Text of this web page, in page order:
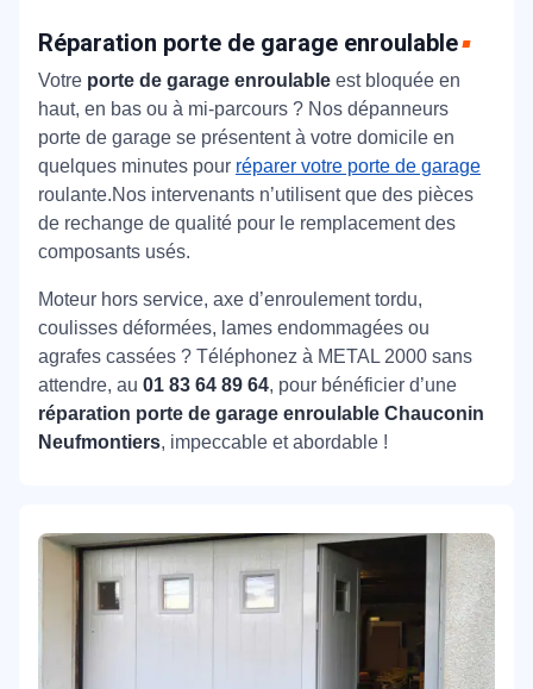
Réparation porte de garage enroulable
Votre porte de garage enroulable est bloquée en
haut, en bas ou à mi-parcours ? Nos dépanneurs
porte de garage se présentent à votre domicile en
quelques minutes pour réparer votre porte de garage
roulante.Nos intervenants n’utilisent que des pièces
de rechange de qualité pour le remplacement des
composants usés.
Moteur hors service, axe d’enroulement tordu,
coulisses déformées, lames endommagées ou
agrafes cassées ? Téléphonez à METAL 2000 sans
attendre, au 01 83 64 89 64, pour bénéficier d’une
réparation porte de garage enroulable Chauconin
Neufmontiers, impeccable et abordable !